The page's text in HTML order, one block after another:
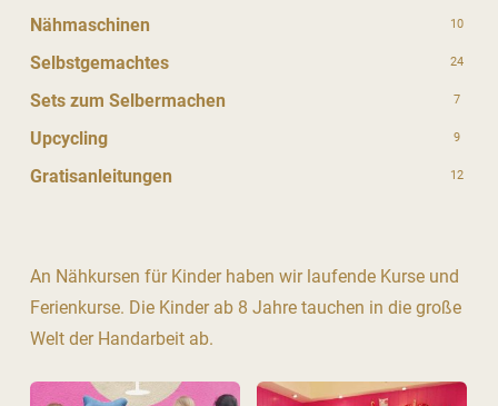
Nähmaschinen 10
Selbstgemachtes 24
Sets zum Selbermachen 7
Upcycling 9
Gratisanleitungen 12
An Nähkursen für Kinder haben wir laufende Kurse und
Ferienkurse. Die Kinder ab 8 Jahre tauchen in die große
Welt der Handarbeit ab.